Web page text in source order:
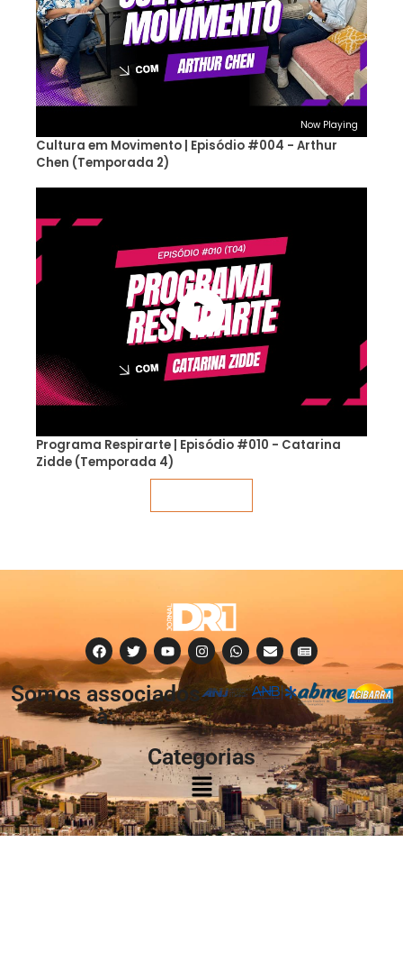
Now Playing
Cultura em Movimento | Episódio #004 - Arthur
Chen (Temporada 2)
Programa Respirarte | Episódio #010 - Catarina
Zidde (Temporada 4)
Somos associados
à:
Categorias